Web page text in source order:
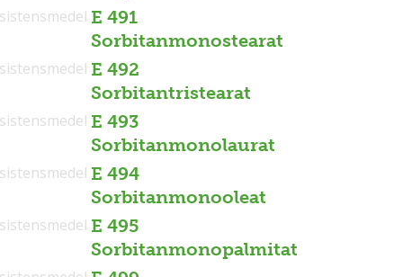
E 491
Sorbitanmonostearat
E 492
Sorbitantristearat
E 493
Sorbitanmonolaurat
E 494
Sorbitanmonooleat
E 495
Sorbitanmonopalmitat